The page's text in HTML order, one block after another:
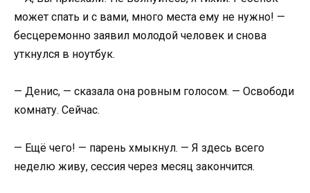
может спать и с вами, много места ему не нужно! —
бесцеремонно заявил молодой человек и снова
уткнулся в ноутбук.
— Денис, — сказала она ровным голосом. — Освободи
комнату. Сейчас.
— Ещё чего! — парень хмыкнул. — Я здесь всего
неделю живу, сессия через месяц закончится.